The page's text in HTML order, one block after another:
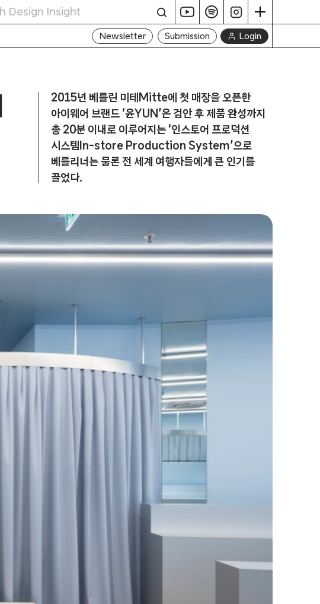
Newsletter Submission Login
2015년 베를린 미테Mitte에 첫 매장을 오픈한
아이웨어 브랜드 ‘윤YUN’은 검안 후 제품 완성까지
총 20분 이내로 이루어지는 ‘인스토어 프로덕션
시스템In-store Production System’으로
베를리너는 물론 전 세계 여행자들에게 큰 인기를
끌었다.